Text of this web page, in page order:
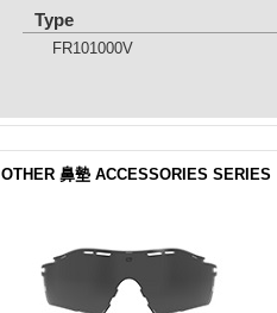
Type
FR101000V
OTHER 鼻墊 ACCESSORIES SERIES